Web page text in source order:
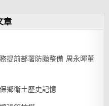
章
提前部署防颱整備 周永暉董
鄉衛土歷史記憶